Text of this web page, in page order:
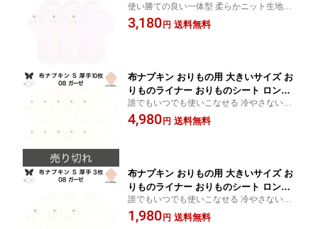
吸水パット 尿ケア 軽失禁ショーツ 軽失
禁パンツ 生理用ショーツ 布 ナプキン
使い勝ての良い一体型 柔らかニット生地で
優しい肌触り 軽量の薄手で快適な装着感 使
うほど愛着がつくニット生地の肌面 通気性
3,180 円 送料無料
布ナプキン おりもの用 大きいサイズ お
りものライナー おりものシート ロング
おりもの 厚手 S 布ライナー 一体型 10
枚 セット 防水布なし オリモノ 月経 温
誰でもいつでも使いこなせる 冷やさないや
さしさ 紙ナプキンに乗せてやさしい肌触り
月経カップ 吸水ショーツ 併用OK 生理の終
4,980 円 送料無料
布ナプキン おりもの用 大きいサイズ お
りものライナー おりものシート ロング
おりもの 厚手 S 布ライナー 一体型 3枚
セット 防水布なし オリモノ 月経 温活
誰でもいつでも使いこなせる 冷やさないや
さしさ 紙ナプキンに乗せてやさしい肌触り
月経カップ 吸水ショーツ 併用OK 生理の終
1,980 円 送料無料